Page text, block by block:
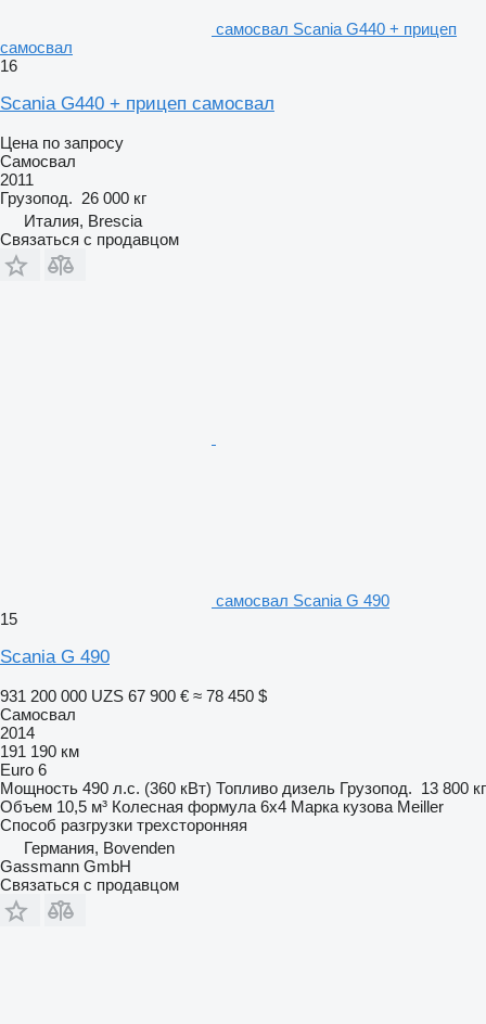
самосвал Scania G440 + прицеп
самосвал
16
Scania G440 + прицеп самосвал
Цена по запросу
Самосвал
2011
Грузопод. 26 000 кг
Италия, Brescia
Связаться с продавцом
самосвал Scania G 490
15
Scania G 490
931 200 000 UZS 67 900 € ≈ 78 450 $
Самосвал
2014
191 190 км
Euro 6
Мощность 490 л.с. (360 кВт) Топливо дизель Грузопод. 13 800 кг
Объем 10,5 м³ Колесная формула 6x4 Марка кузова Meiller
Способ разгрузки трехсторонняя
Германия, Bovenden
Gassmann GmbH
Связаться с продавцом